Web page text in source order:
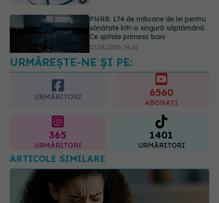
Ce spune culoarea ta preferată
despre vârsta pe care o ai. Care
este "codul cromatic" al generațiilor
URMĂREȘTE-NE ȘI PE:
URMĂRITORI
365 1401
URMĂRITORI
ARTICOLE SIMILARE